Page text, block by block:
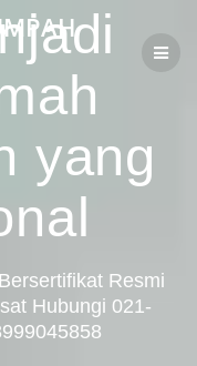
yang
Resmi
Hubungi 021-